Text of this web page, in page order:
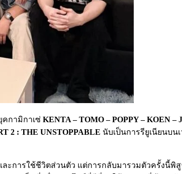
กามิกาเซ่ KENTA – TOMO – POPPY – KOEN –
2 : THE UNSTOPPABLE นับเป็นการรียูเนียนบ
ะการใช้ชีวิตส่วนตัว แต่การกลับมารวมตัวครั้งนี้